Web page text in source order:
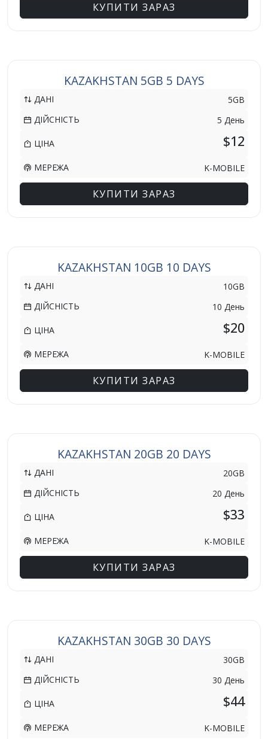
КУПИТИ ЗАРАЗ
KAZAKHSTAN 5GB 5 DAYS
ДАНІ
5GB
ДІЙСНІСТЬ
5 День
ЦІНА $12
МЕРЕЖА K-MOBILE
КУПИТИ ЗАРАЗ
KAZAKHSTAN 10GB 10 DAYS
ДАНІ
10GB
ДІЙСНІСТЬ
10 День
ЦІНА $20
МЕРЕЖА K-MOBILE
КУПИТИ ЗАРАЗ
KAZAKHSTAN 20GB 20 DAYS
ДАНІ
20GB
ДІЙСНІСТЬ
20 День
ЦІНА $33
МЕРЕЖА K-MOBILE
КУПИТИ ЗАРАЗ
KAZAKHSTAN 30GB 30 DAYS
ДАНІ
30GB
ДІЙСНІСТЬ
30 День
ЦІНА $44
МЕРЕЖА K-MOBILE